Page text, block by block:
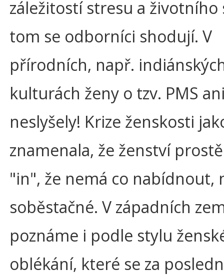
záležitostí stresu a životního
tom se odborníci shodují. V
přírodních, např.
kulturách ženy o tzv. PMS
neslyšely! Krize ženskosti
znamenala, že ženství
"in", že nemá co nabídnout,
soběstačné. V západních
poznáme i podle stylu
oblékání, které se za